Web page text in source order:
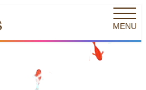
MENU